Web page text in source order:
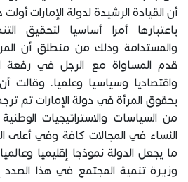
أن القيادة الرشيدة لدولة الإمارات
باعتبارها أمرا أساسيا لتحقيق
والمستدامة وذلك من منطلق أن
قدم المساواة مع الرجل في رفعة
واقتصاديا وسياسيا وعلميا. وقالت
بحقوق المرأة في دولة الإمارات تم
من السياسات والاستراتيجيات
النساء في المجالات كافة وفي أعلى
ما يجعل الدولة نموذجا إقليميا
وزيرة تنمية المجتمع في هذا الصدد